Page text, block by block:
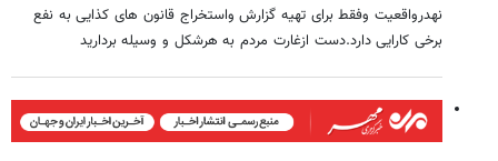
نهدرواقعیت وفقط برای تهیه گزارش واستخراج قانون های کذایی به نفع
برخی کارایی دارد.دست ازغارت مردم به هرشکل و وسیله بردارید